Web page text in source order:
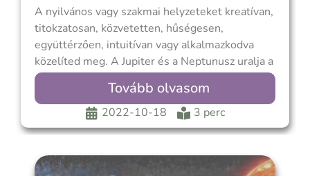
A nyilvános vagy szakmai helyzeteket kreatívan,
titokzatosan, közvetetten, hűségesen,
együttérzően, intuitívan vagy alkalmazkodva
közelíted meg. A Jupiter és a Neptunusz uralja a
Halak MC-t, ezért nézd meg melyik házakban
található a Jupiter és a Neptun a születési
képletedben, hogy megmutassa hivatásod
lehetőségeinek birodalmát. Ügyelj a
Tovább olvasom
2022-10-18 3 perc